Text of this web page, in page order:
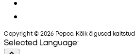
Copyright © 2026 Pepco. Kõik õigused kaitstud.
Selected Language: